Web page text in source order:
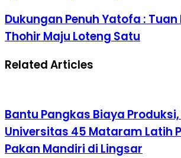
Dukungan Penuh Yatofa :
Thohir Maju Loteng Satu
Related Articles
Bantu Pangkas Biaya Produksi,
Universitas 45 Mataram Latih
Pakan Mandiri di Lingsar